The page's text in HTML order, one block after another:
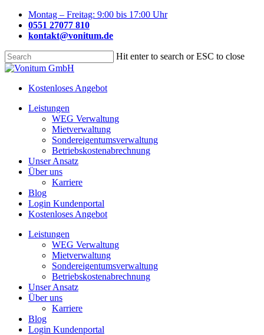
Skip
main
Montag – Freitag: 9:00 bis 17:00 Uhr
0551 27077 810
kontakt@vonitum.de
Hit enter to search or ESC to close
Close
Kostenloses Angebot
Menu
Leistungen
WEG Verwaltung
Mietverwaltung
Sondereigentumsverwaltung
Betriebskostenabrechnung
Unser Ansatz
Über uns
Karriere
Blog
Login Kundenportal
Kostenloses Angebot
Leistungen
WEG Verwaltung
Mietverwaltung
Sondereigentumsverwaltung
Betriebskostenabrechnung
Unser Ansatz
Über uns
Karriere
Blog
Login Kundenportal